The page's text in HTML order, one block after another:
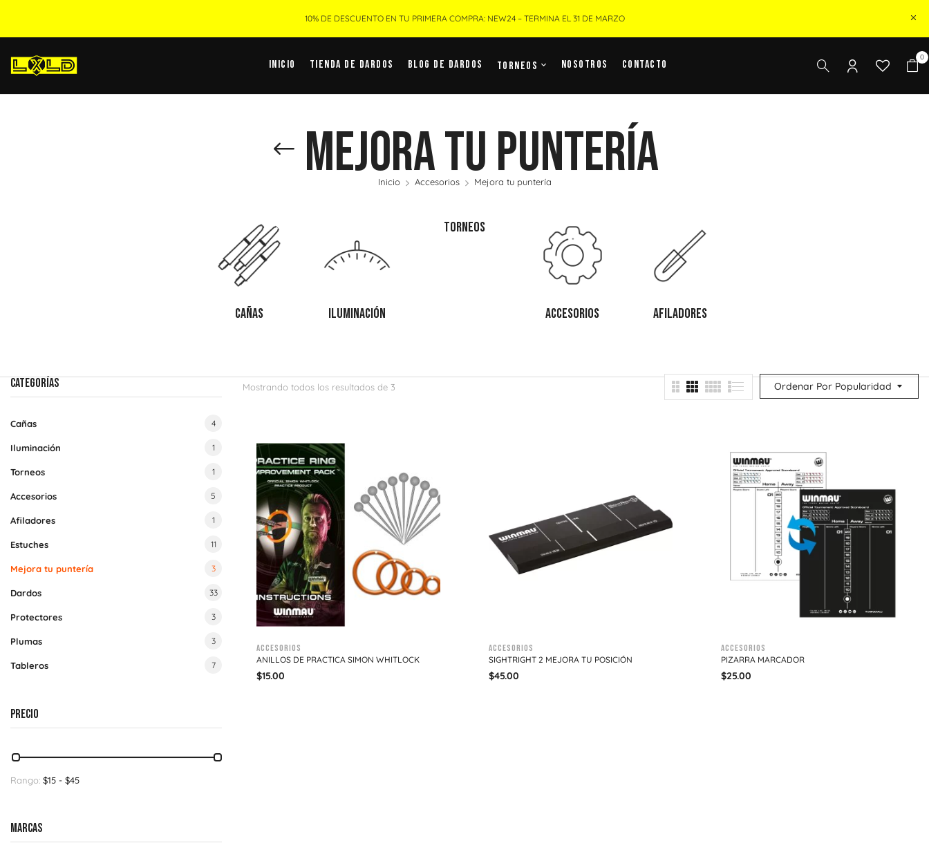
10% DE DESCUENTO EN TU PRIMERA COMPRA: NEW24 – TERMINA EL 31 DE MARZO
Inicio Tienda De Dardos Blog De Dardos Torneos Nosotros Contacto
0
Mejora Tu Puntería
Inicio Accesorios Mejora tu puntería
CAÑAS ILUMINACIÓN
TORNEOS
ACCESORIOS AFILADORES
CATEGORÍAS
Cañas 4
Iluminación 1
Torneos 1
Accesorios 5
Afiladores 1
Estuches 11
Mejora tu puntería 3
Dardos 33
Protectores 3
Plumas 3
Tableros 7
PRECIO
Rango: $15 - $45
MARCAS
Ordenar Por Popularidad
Mostrando todos los resultados de 3
Accesorios
ANILLOS DE PRACTICA SIMON WHITLOCK
$15.00
Accesorios
SIGHTRIGHT 2 MEJORA TU POSICIÓN
$45.00
Accesorios
PIZARRA MARCADOR
$25.00